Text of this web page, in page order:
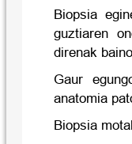
Biopsia
guztiaren
direnak
Gaur
anatomia
Biopsia